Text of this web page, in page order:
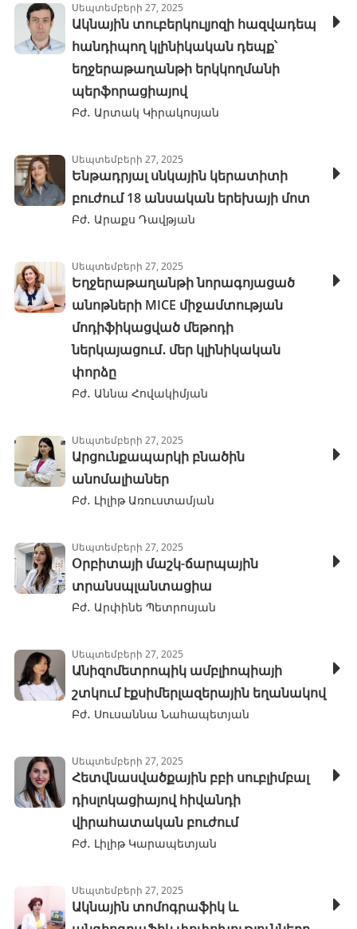
Սեպտեմբերի 27, 2025
Ակնային տուբերկուլյոզի հազվադեպ
հանդիպող կլինիկական դեպք՝
եղջերաթաղանթի երկկողմանի
պերֆորացիայով
Բժ․ Արտակ Կիրակոսյան
Սեպտեմբերի 27, 2025
Ենթադրյալ սնկային կերատիտի
բուժում 18 անսական երեխայի մոտ
Բժ․ Արաքս Դավթյան
Սեպտեմբերի 27, 2025
Եղջերաթաղանթի նորագոյացած
անոթների MICE միջամտության
մոդիֆիկացված մեթոդի
ներկայացում․ մեր կլինիկական
փորձը
Բժ․ Աննա Հովակիմյան
Սեպտեմբերի 27, 2025
Արցունքապարկի բնածին
անոմալիաներ
Բժ․ Լիլիթ Առուստամյան
Սեպտեմբերի 27, 2025
Օրբիտայի մաշկ-ճարպային
տրանսպլանտացիա
Բժ․ Արփինե Պետրոսյան
Սեպտեմբերի 27, 2025
Անիզոմետրոպիկ ամբլիոպիայի
շտկում էքսիմերլազերային եղանակով
Բժ․ Սուսաննա Նահապետյան
Սեպտեմբերի 27, 2025
Հետվնասվածքային բբի սուբլիմբալ
դիսլոկացիայով հիվանդի
վիրահատական բուժում
Բժ․ Լիլիթ Կարապետյան
Սեպտեմբերի 27, 2025
Ակնային տոմոգրաֆիկ և